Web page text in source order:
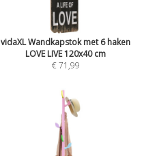
vidaXL Wandkapstok met 6 haken
LOVE LIVE 120x40 cm
€ 71,99